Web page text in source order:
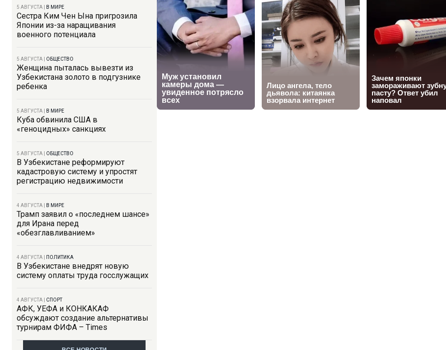
5 АВГУСТА В МИРЕ
Сестра Ким Чен Ына пригрозила
Японии из-за наращивания
военного потенциала
5 АВГУСТА ОБЩЕСТВО
Женщина пыталась вывезти из
Узбекистана золото в подгузнике
ребенка
5 АВГУСТА В МИРЕ
Куба обвинила США в
«геноцидных» санкциях
5 АВГУСТА ОБЩЕСТВО
В Узбекистане реформируют
кадастровую систему и упростят
регистрацию недвижимости
4 АВГУСТА В МИРЕ
Трамп заявил о «последнем шансе»
для Ирана перед
«обезглавливанием»
4 АВГУСТА ПОЛИТИКА
В Узбекистане внедрят новую
систему оплаты труда госслужащих
4 АВГУСТА СПОРТ
АФК, УЕФА и КОНКАКАФ
обсуждают создание альтернативы
турнирам ФИФА – Times